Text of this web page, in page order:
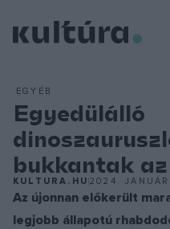
EGYÉB
Egyedülálló
bukkantak
KULTURA.HU 2024.
Az újonnan előkerült
legjobb állapotú